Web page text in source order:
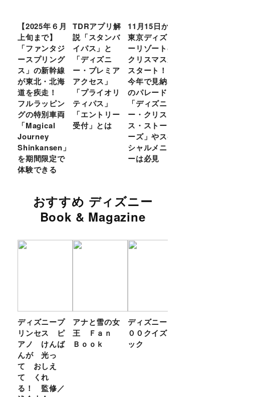
【2025年６月
上旬まで】
「ファンタジ
ースプリング
ス」の新幹線
が東北・北海
道を疾走！
フルラッピン
グの特別車両
「Magical
Journey
Shinkansen」
を期間限定で
体験できる
TDRアプリ解
説「スタンバ
イパス」と
「ディズニ
ー・プレミア
アクセス」
「プライオリ
ティパス」
「エントリー
受付」とは
11月15日から
東京ディズニ
ーリゾートの
クリスマスが
スタート！
今年で見納め
のパレード
「ディズニ
ー・クリスマ
ス・ストーリ
ーズ」やスペ
シャルメニュ
ーは必見
おすすめ ディズニー
Book & Magazine
ディズニープ
リンセス ピ
アノ けんば
んが 光っ
て おしえ
て くれ
る！ 監修／
アナと雪の女
王 Ｆａｎ
Ｂｏｏｋ
ディズニー１
００クイズブ
ック